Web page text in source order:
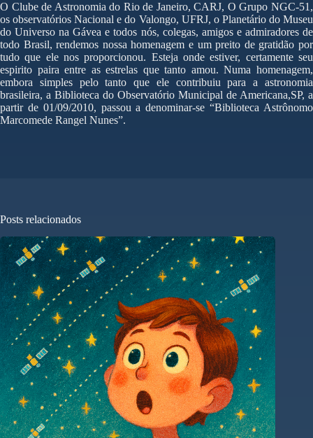
O Clube de Astronomia do Rio de Janeiro, CARJ, O Grupo NGC-51,
os observatórios Nacional e do Valongo, UFRJ, o Planetário do Museu
do Universo na Gávea e todos nós, colegas, amigos e admiradores de
todo Brasil, rendemos nossa homenagem e um preito de gratidão por
tudo que ele nos proporcionou. Esteja onde estiver, certamente seu
espirito paira entre as estrelas que tanto amou. Numa homenagem,
embora simples pelo tanto que ele contribuiu para a astronomia
brasileira, a Biblioteca do Observatório Municipal de Americana,SP, a
partir de 01/09/2010, passou a denominar-se “Biblioteca Astrônomo
Marcomede Rangel Nunes”.
Posts relacionados